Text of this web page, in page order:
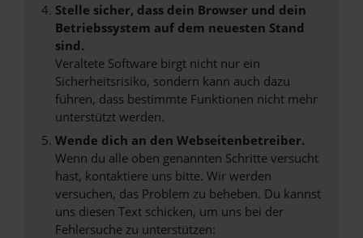
Stelle sicher, dass dein Browser und dein
Betriebssystem auf dem neuesten Stand
sind.
Veraltete Software birgt nicht nur ein
Sicherheitsrisiko, sondern kann auch dazu
führen, dass bestimmte Funktionen nicht mehr
unterstützt werden.
Wende dich an den Webseitenbetreiber.
Wenn du alle oben genannten Schritte versucht
hast, kontaktiere uns bitte. Wir werden
versuchen, das Problem zu beheben. Du kannst
uns diesen Text schicken, um uns bei der
Fehlersuche zu unterstützen: